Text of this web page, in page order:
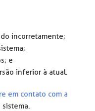
incorretamente;
e
inferior à atual.
em contato com a